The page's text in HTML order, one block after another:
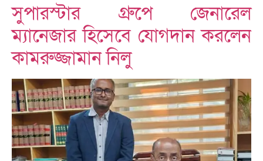
সুপারস্টার গ্রুপে জেনারেল
ম্যানেজার হিসেবে যোগদান করলেন
কামরুজ্জামান নিলু